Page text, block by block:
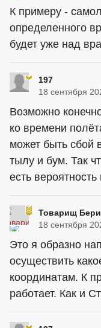
К примеру -
определенного
будет уже над
197
18 сентября
Возможно
ко времени
может быть сбой
тылу и бум. Так
есть вероятность
Товарищ
18 сентября
Это я образно
осуществить
координатам. К
работает. Как и